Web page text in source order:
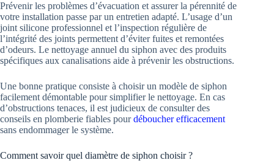
Prévenir les problèmes d’évacuation et assurer la pérennité de
votre installation passe par un entretien adapté. L’usage d’un
joint silicone professionnel et l’inspection régulière de
l’intégrité des joints permettent d’éviter fuites et remontées
d’odeurs. Le nettoyage annuel du siphon avec des produits
spécifiques aux canalisations aide à prévenir les obstructions.
Une bonne pratique consiste à choisir un modèle de siphon
facilement démontable pour simplifier le nettoyage. En cas
d’obstructions tenaces, il est judicieux de consulter des
conseils en plomberie fiables pourdéboucher efficacement
sans endommager le système.
Comment savoir quel diamètre de siphon choisir ?